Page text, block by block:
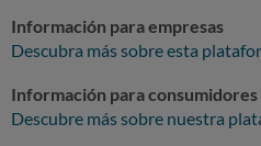
Información para empresas
Descubra más sobre esta
Información para consumidores
Descubre más sobre nuestra